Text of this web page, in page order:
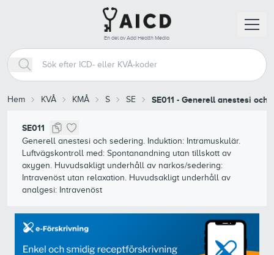
En del av Add Health Media
Hem KVÅ KMÅ S SE SE011 - Generell anestesi och
SE011
Generell anestesi och sedering. Induktion: Intramuskulär.
Luftvägskontroll med: Spontanandning utan tillskott av
oxygen. Huvudsakligt underhåll av narkos/sedering:
Intravenöst utan relaxation. Huvudsakligt underhåll av
analgesi: Intravenöst